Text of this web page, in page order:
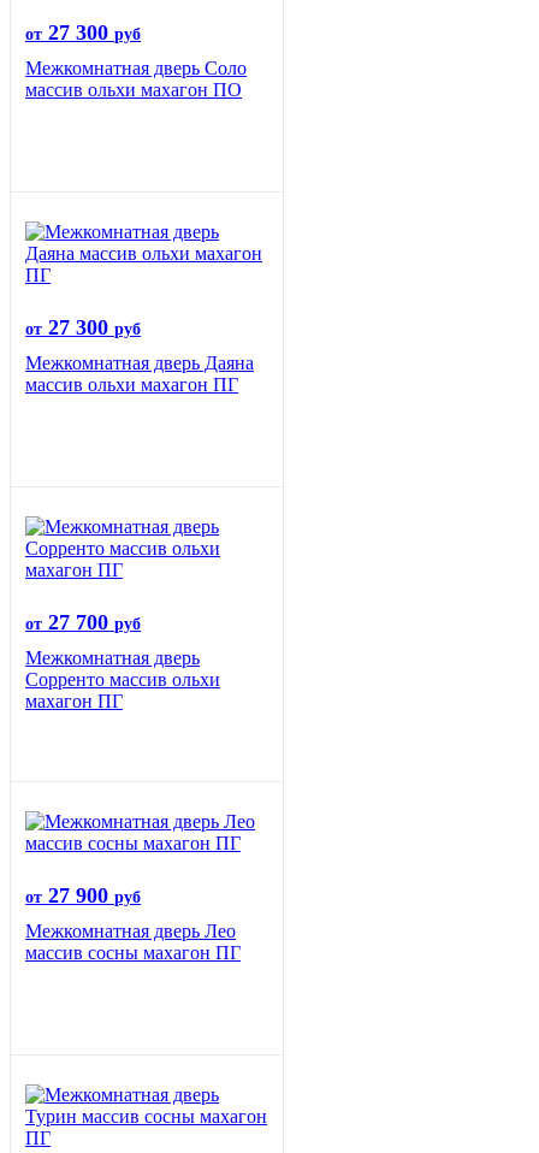
от 27 300 руб
Межкомнатная дверь Соло
массив ольхи махагон ПО
от 27 300 руб
Межкомнатная дверь Даяна
массив ольхи махагон ПГ
от 27 700 руб
Межкомнатная дверь
Сорренто массив ольхи
махагон ПГ
от 27 900 руб
Межкомнатная дверь Лео
массив сосны махагон ПГ